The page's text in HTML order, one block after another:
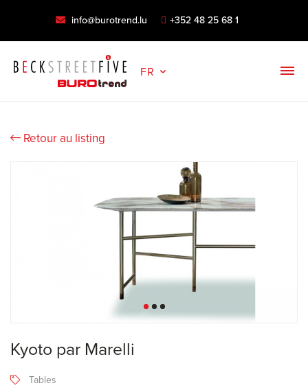
info@burotrend.lu +352 48 25 68 1
FR
Retour au listing
Kyoto par Marelli
Tables